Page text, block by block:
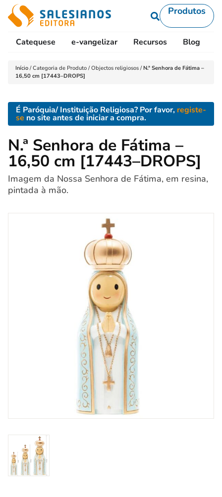
Produtos
Catequese e-vangelizar Recursos Blog
Início /Categoria de Produto /Objectos religiosos /N.ª Senhora de Fátima –
16,50 cm [17443–DROPS]
É Paróquia/ Instituição Religiosa? Por favor, registe-
se no site antes de iniciar a compra.
N.ª Senhora de Fátima –
16,50 cm [17443–DROPS]
Imagem da Nossa Senhora de Fátima, em resina,
pintada à mão.